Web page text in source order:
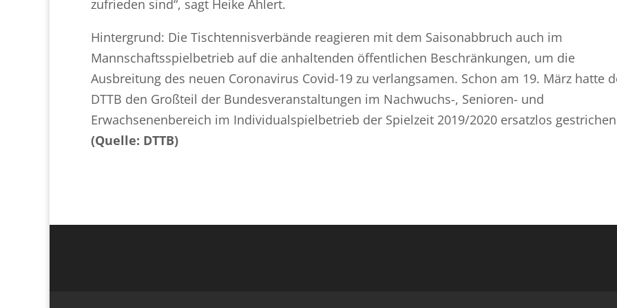
zufrieden sind“, sagt Heike Ahlert.
Hintergrund: Die Tischtennisverbände reagieren mit dem Saisonabbruch auch im
Mannschaftsspielbetrieb auf die anhaltenden öffentlichen Beschränkungen, um die
Ausbreitung des neuen Coronavirus Covid-19 zu verlangsamen. Schon am 19. März hatte
DTTB den Großteil der Bundesveranstaltungen im Nachwuchs-, Senioren- und
Erwachsenenbereich im Individualspielbetrieb der Spielzeit 2019/2020 ersatzlos
(Quelle: DTTB)